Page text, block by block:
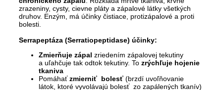
zrazeniny, cysty, cievne pláty a zápalové látky všetkých
druhov. Enzým, má účinky čistiace, protizápalové a proti
bolesti.
Serrapeptáza (Serratiopeptidase) účinky:
Zmierňuje zápal zriedením zápalovej tekutiny
a uľahčuje tak odtok tekutiny. To zrýchľuje hojenie
tkaniva
Pomáhaťzmierniť bolesť (brzdí uvoľňovanie
látok, ktoré vyvolávajú bolesť zo zapálených tkanív)